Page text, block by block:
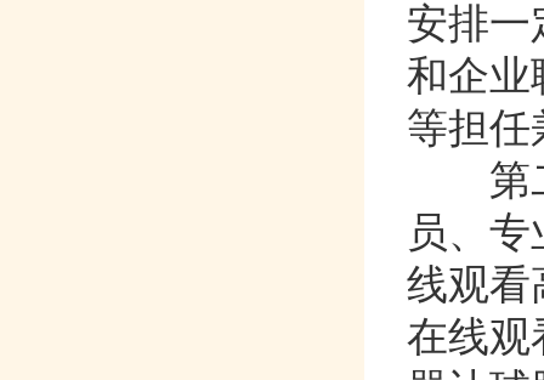
安排一
和企业
等担任
第
员、
线观看
在线观